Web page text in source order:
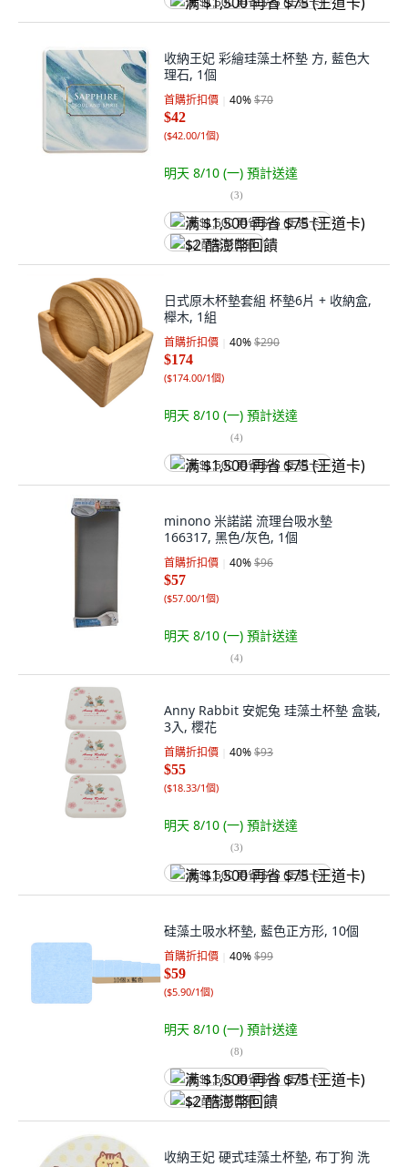
满 $1,500 再省 $75 (王道卡)
收納王妃 彩繪珪藻土杯墊 方, 藍色大
理石, 1個
首購折扣價 40%$70
$42
($42.00/1個)
明天 8/10 (一) 預計送達
(3)
满 $1,500 再省 $75 (王道卡)
$2 酷澎幣回饋
日式原木杯墊套組 杯墊6片 + 收納盒,
櫸木, 1組
首購折扣價 40%$290
$174
($174.00/1個)
明天 8/10 (一) 預計送達
(4)
满 $1,500 再省 $75 (王道卡)
minono 米諾諾 流理台吸水墊
166317, 黑色/灰色, 1個
首購折扣價 40%$96
$57
($57.00/1個)
明天 8/10 (一) 預計送達
(4)
Anny Rabbit 安妮兔 珪藻土杯墊 盒裝,
3入, 櫻花
首購折扣價 40%$93
$55
($18.33/1個)
明天 8/10 (一) 預計送達
(3)
满 $1,500 再省 $75 (王道卡)
硅藻土吸水杯墊, 藍色正方形, 10個
首購折扣價 40%$99
$59
($5.90/1個)
明天 8/10 (一) 預計送達
(8)
满 $1,500 再省 $75 (王道卡)
$2 酷澎幣回饋
收納王妃 硬式珪藻土杯墊, 布丁狗 洗